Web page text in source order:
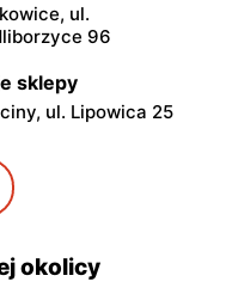
ul.
96
sklepy
ul. Lipowica 25
sklepy
ul. Rynek 30
ul. Wydrza 180
okolicy